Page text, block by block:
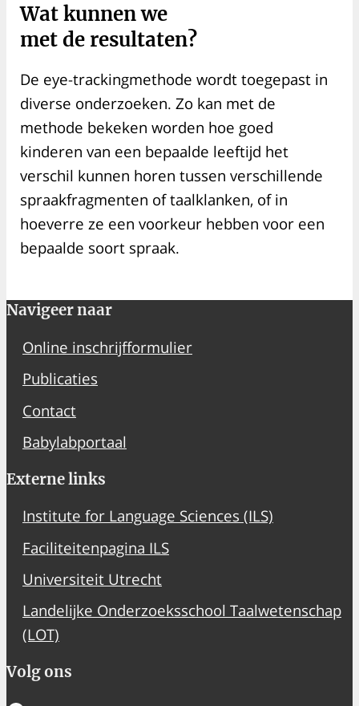
Wat kunnen we
met de resultaten?
De eye-trackingmethode wordt toegepast in
diverse onderzoeken. Zo kan met de
methode bekeken worden hoe goed
kinderen van een bepaalde leeftijd het
verschil kunnen horen tussen verschillende
spraakfragmenten of taalklanken, of in
hoeverre ze een voorkeur hebben voor een
bepaalde soort spraak.
Navigeer naar
Online inschrijfformulier
Publicaties
Contact
Babylabportaal
Externe links
Institute for Language Sciences (ILS)
Faciliteitenpagina ILS
Universiteit Utrecht
Landelijke Onderzoeksschool Taalwetenschap
(LOT)
Volg ons